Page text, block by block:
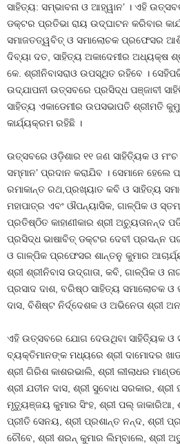
ସାହିତ୍ୟ: ସମ୍ଭାବନା ଓ ଆହ୍ୱାନ’ । ଏହି
ଡକ୍ଟର ପ୍ରତିଭା ରାୟ ଉଦ୍‌ଘାଟନ କରିବାର
ସମାଜତତ୍ୱବିତ୍ ଓ ସମାଲୋଚକ ପ୍ରଫେସର
ଦିବ୍ୟା ଦତ, ସାହିତ୍ୟ ଅକାଦେମୀର ଅଧ୍ୟକ୍ଷ
କେ. ଶ୍ରୀନିବାସରାଓ ଉପସ୍ଥିତ ରହିବେ ।
ଉଦ୍‌ଯାପନୀ ଉତ୍ସବରେ ପ୍ରସିଦ୍ଧ ପଞ୍ଜାବୀ
ସାହିତ୍ୟ ଏକାଡେମୀର ଉପସଭାପତି ଶ୍ରୀମତି
କାର୍ଯ୍ୟକ୍ରମ ରହିଛି ।
ଉତ୍ସବରେ ଓଡ଼ିଶାର ୧୧ ଜଣ ସାହିତ୍ୟିକ ଓ ମଂଚ
ସମ୍ମାନ’ ପ୍ରଦାନ କରାଯିବ । ସେମାନେ ହେଲେ
ରମାକାନ୍ତ ରଥ,ପ୍ରଖ୍ୟାତ କବି ଓ ସାହିତ୍ୟ
ମହାପାତ୍ର ଏବଂ ଔପନ୍ୟାସିକ, ଗାଳ୍ପିକ ଓ
ପ୍ରତିଷ୍ଠିତ କାହାଣୀକାର ଶ୍ରୀ ଅଚ୍ୟୁତାନନ୍ଦ
ପ୍ରସିଦ୍ଧ ଭାଷାବିତ୍ ଡକ୍ଟର ଦେବୀ ପ୍ରସନ୍ନ
ଓ ଗାଳ୍ପିକ ପ୍ରଫେସର ଶାନ୍ତନୁ କୁମାର
ଶ୍ରୀ ଶ୍ରୀନିବାସ ଉଦ୍‌ଗାତା, କବି, ଗାଳ୍ପିକ ଓ
ପ୍ରସାଦ ଦାଶ, ବରିଷ୍ଠ ସାହିତ୍ୟ ସମାଲୋଚକ ଓ
ଦାସ, ବିଶିଷ୍ଟ ନିର୍ଦ୍ଦେଶକ ଓ ଅଭିନେତା ଶ୍ରୀ
ଏହି ଉତ୍ସବରେ ଯୋଗ ଦେଉଥିବା ସାହିତ୍ୟିକ ଓ
ବ୍ୟକ୍ତିମାନଙ୍କ ମଧ୍ୟରେ ଶ୍ରୀ ଦାମୋଦର
ଶ୍ରୀ ଗିରିଶ କାଶରଭାଲି, ଶ୍ରୀ ଲୀଲାଧର
ଶ୍ରୀ ଯତୀନ ଦାସ, ଶ୍ରୀ ସୁବୋଧ ସରକାର, ଶ୍ରୀ
ମୃତ୍ୟୁଞ୍ଜୟ କୁମାର ସିଂହ, ଶ୍ରୀ ପଲ୍ ଜାକାରିଆ,
ପ୍ରୀତି ସେନୟ, ଶ୍ରୀ ପ୍ରଶାନ୍ତ ନନ୍ଦ, ଶ୍ରୀ
ଚୌବେ, ଶ୍ରୀ ଶରନ୍ କୁମାର ଲିମ୍ବାଲେ, ଶ୍ରୀ